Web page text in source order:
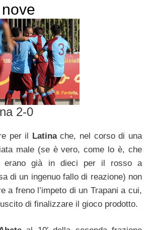
2-0
per il Latinache, nel corso di una
male (se è vero, come lo è, che
erano già in dieci per il rosso a
di un ingenuo fallo di reazione) non
a freno l’impeto di un Trapani a cui,
di finalizzare il gioco prodotto.